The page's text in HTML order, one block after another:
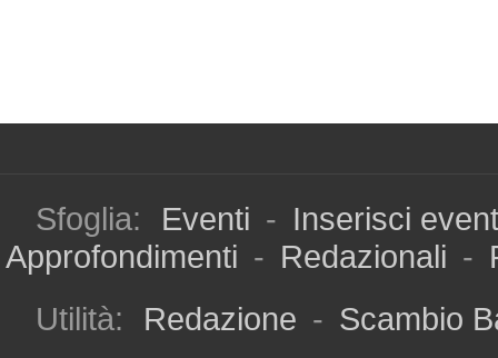
Sfoglia: Eventi - Inserisci
Approfondimenti - Redazionali -
Utilità:
Redazione - Scambio